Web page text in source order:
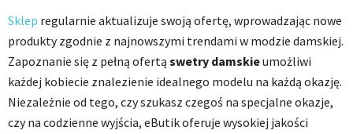
Sklep regularnie aktualizuje swoją ofertę, wprowadzając nowe
produkty zgodnie z najnowszymi trendami w modzie damskiej.
Zapoznanie się z pełną ofertą swetry damskieumożliwi
każdej kobiecie znalezienie idealnego modelu na każdą okazję.
Niezależnie od tego, czy szukasz czegoś na specjalne okazje,
czy na codzienne wyjścia, eButik oferuje wysokiej jakości